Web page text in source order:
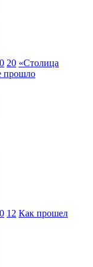
0 20 «Столица
прошло
0 12 Как прошел